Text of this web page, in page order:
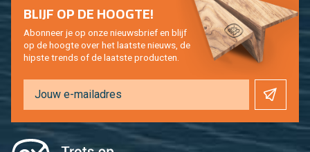
BLIJF OP DE HOOG­TE!
Abon­neer je op onze nieuws­brief en blijf
op de hoog­te over het laat­ste nieuws, de
hip­s­te trends of de laat­ste pro­duc­ten.